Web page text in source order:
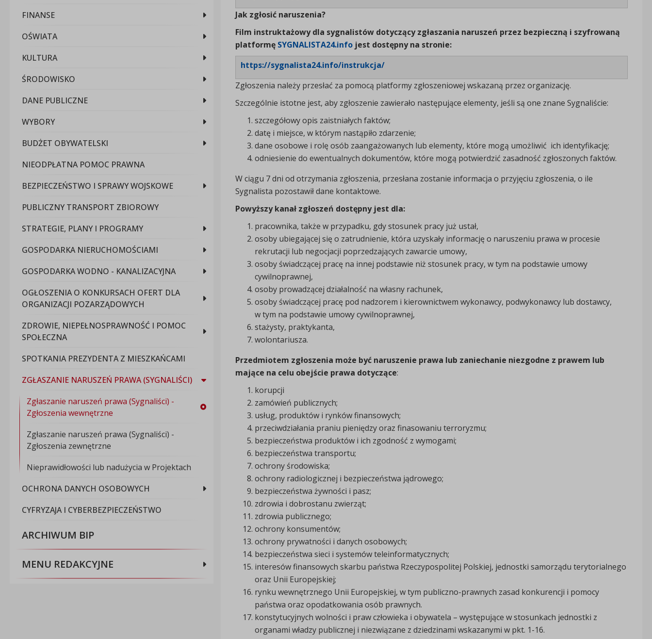
FINANSE
OŚWIATA
KULTURA
ŚRODOWISKO
DANE PUBLICZNE
WYBORY
BUDŻET OBYWATELSKI
NIEODPŁATNA POMOC PRAWNA
BEZPIECZEŃSTWO I SPRAWY WOJSKOWE
PUBLICZNY TRANSPORT ZBIOROWY
STRATEGIE, PLANY I PROGRAMY
GOSPODARKA NIERUCHOMOŚCIAMI
GOSPODARKA WODNO - KANALIZACYJNA
OGŁOSZENIA O KONKURSACH OFERT DLA
ORGANIZACJI POZARZĄDOWYCH
ZDROWIE, NIEPEŁNOSPRAWNOŚĆ I POMOC
SPOŁECZNA
SPOTKANIA PREZYDENTA Z MIESZKAŃCAMI
ZGŁASZANIE NARUSZEŃ PRAWA (SYGNALIŚCI)
Zgłaszanie naruszeń prawa (Sygnaliści) -
Zgłoszenia wewnętrzne
Zgłaszanie naruszeń prawa (Sygnaliści) -
Zgłoszenia zewnętrzne
Nieprawidłowości lub nadużycia w Projektach
OCHRONA DANYCH OSOBOWYCH
CYFRYZAJA I CYBERBEZPIECZEŃSTWO
ARCHIWUM BIP
MENU REDAKCYJNE
Jak zgłosić naruszenia?
Film instruktażowy dla sygnalistów dotyczący zgłaszania naruszeń przez bezpieczną i szyfrowaną
platformę SYGNALISTA24.infojest dostępny na stronie:
https://sygnalista24.info/instrukcja/
Zgłoszenia należy przesłać za pomocą platformy zgłoszeniowej wskazaną przez organizację.
Szczególnie istotne jest, aby zgłoszenie zawierało następujące elementy, jeśli są one znane Sygnaliście:
szczegółowy opis zaistniałych faktów;
datę i miejsce, w którym nastąpiło zdarzenie;
dane osobowe i rolę osób zaangażowanych lub elementy, które mogą umożliwić ich identyfikację;
odniesienie do ewentualnych dokumentów, które mogą potwierdzić zasadność zgłoszonych faktów.
W ciągu 7 dni od otrzymania zgłoszenia, przesłana zostanie informacja o przyjęciu zgłoszenia, o ile
Sygnalista pozostawił dane kontaktowe.
Powyższy kanał zgłoszeń dostępny jest dla:
pracownika, także w przypadku, gdy stosunek pracy już ustał,
osoby ubiegającej się o zatrudnienie, która uzyskały informację o naruszeniu prawa w procesie
rekrutacji lub negocjacji poprzedzających zawarcie umowy,
osoby świadczącej pracę na innej podstawie niż stosunek pracy, w tym na podstawie umowy
cywilnoprawnej,
osoby prowadzącej działalność na własny rachunek,
osoby świadczącej pracę pod nadzorem i kierownictwem wykonawcy, podwykonawcy lub dostawcy,
w tym na podstawie umowy cywilnoprawnej,
stażysty, praktykanta,
wolontariusza.
Przedmiotem zgłoszenia może być naruszenie prawa lub zaniechanie niezgodne z prawem lub
mające na celu obejście prawa dotyczące:
korupcji
zamówień publicznych;
usług, produktów i rynków finansowych;
przeciwdziałania praniu pieniędzy oraz finasowaniu terroryzmu;
bezpieczeństwa produktów i ich zgodność z wymogami;
bezpieczeństwa transportu;
ochrony środowiska;
ochrony radiologicznej i bezpieczeństwa jądrowego;
bezpieczeństwa żywności i pasz;
zdrowia i dobrostanu zwierząt;
zdrowia publicznego;
ochrony konsumentów;
ochrony prywatności i danych osobowych;
bezpieczeństwa sieci i systemów teleinformatycznych;
interesów finansowych skarbu państwa Rzeczypospolitej Polskiej, jednostki samorządu terytorialnego
oraz Unii Europejskiej;
rynku wewnętrznego Unii Europejskiej, w tym publiczno-prawnych zasad konkurencji i pomocy
państwa oraz opodatkowania osób prawnych.
konstytucyjnych wolności i praw człowieka i obywatela – występujące w stosunkach jednostki z
organami władzy publicznej i niezwiązane z dziedzinami wskazanymi w pkt. 1-16.